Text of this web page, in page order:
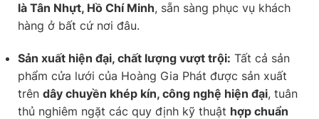
là Tân Nhựt, Hồ Chí Minh, sẵn sàng phục vụ khách
hàng ở bất cứ nơi đâu.
Sản xuất hiện đại, chất lượng vượt trội: Tất cả sản
phẩm cửa lưới của Hoàng Gia Phát được sản xuất
trên dây chuyền khép kín, công nghệ hiện đại, tuân
thủ nghiêm ngặt các quy định kỹ thuật hợp chuẩn